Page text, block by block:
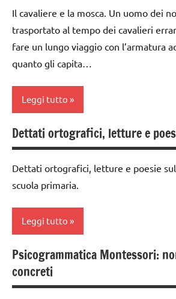
PER ETA'
TUTTI GLI
ARTICOLI
Italia
racconti
ARGOMENTI
PER ETA'
TUTTI GLI
classe
4a
5a
Italia
racconti
ARGOMENTI
PER ETA'
ARTICOLI
Il cavaliere e la mosca. Un uomo dei
trasportato al tempo dei cavalieri
fare un lungo viaggio con l’armatura
quanto gli capita…
Leggi tutto
classe
4a
classe
5a
materiale
vario
racconti
STORIA
Dettati ortografici, letture e
Dettati ortografici, letture e poesie
scuola primaria.
Leggi tutto
classe
3a
Psicogrammatica Montessori:
concreti